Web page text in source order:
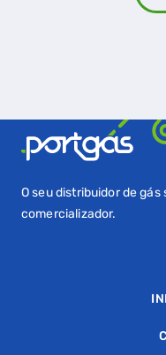
O seu distribuidor de
comercializador.